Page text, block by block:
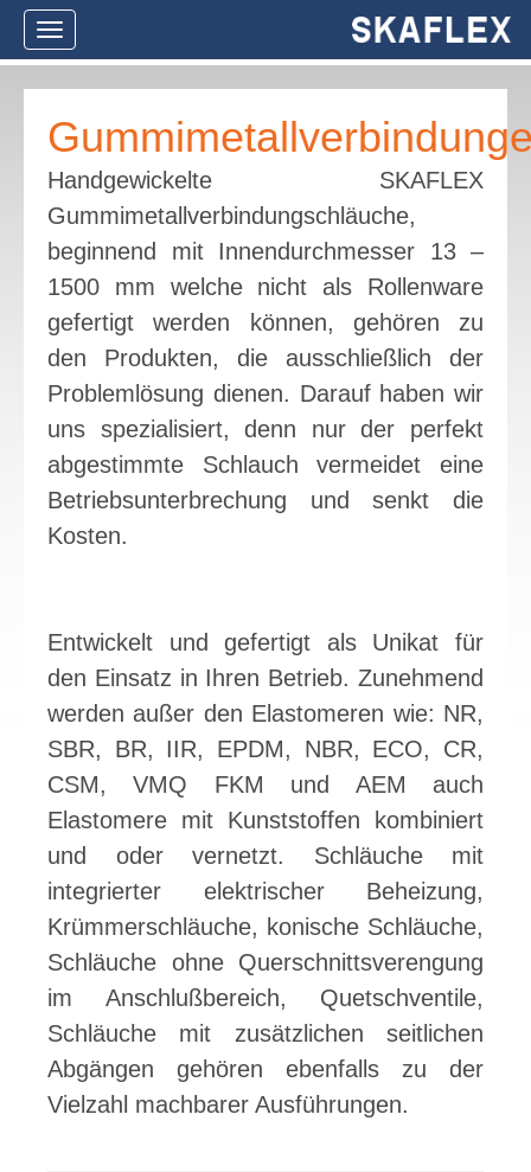
Navigation
ein-/ausblenden
Handgewickelte SKAFLEX
Gummimetallverbindungschläuche,
beginnend mit Innendurchmesser 13 –
1500 mm welche nicht als Rollenware
gefertigt werden können, gehören zu
den Produkten, die ausschließlich der
Problemlösung dienen. Darauf haben wir
uns spezialisiert, denn nur der perfekt
abgestimmte Schlauch vermeidet eine
Betriebsunterbrechung und senkt die
Kosten.
Entwickelt und gefertigt als Unikat für
den Einsatz in Ihren Betrieb. Zunehmend
werden außer den Elastomeren wie: NR,
SBR, BR, IIR, EPDM, NBR, ECO, CR,
CSM, VMQ FKM und AEM auch
Elastomere mit Kunststoffen kombiniert
und oder vernetzt. Schläuche mit
integrierter elektrischer Beheizung,
Krümmerschläuche, konische Schläuche,
Schläuche ohne Querschnittsverengung
im Anschlußbereich, Quetschventile,
Schläuche mit zusätzlichen seitlichen
Abgängen gehören ebenfalls zu der
Vielzahl machbarer Ausführungen.